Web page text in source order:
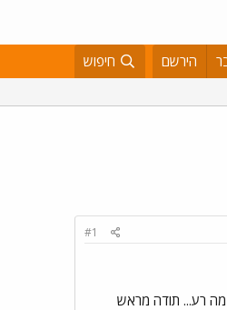
הירשם חיפוש
#1
מה רע... תודה מראש